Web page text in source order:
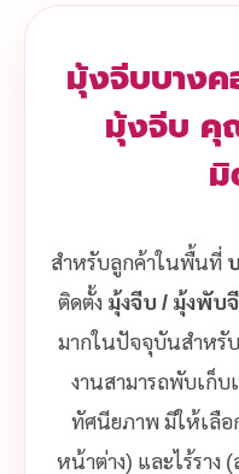
มุ้งจีบบาง
มุ้งจีบ คุ
สำหรับลูกค้าในพื้นที่
ติดตั้ง มุ้งจีบ / มุ้งพับ
มากในปัจจุบันสำหรั
งานสามารถพับเก็บ
ทัศนียภาพ มีให้เลื
หน้าต่าง) และไร้ราง